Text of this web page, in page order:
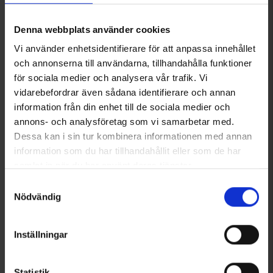
Denna webbplats använder cookies
Vi använder enhetsidentifierare för att anpassa innehållet
och annonserna till användarna, tillhandahålla funktioner
för sociala medier och analysera vår trafik. Vi
vidarebefordrar även sådana identifierare och annan
information från din enhet till de sociala medier och
annons- och analysföretag som vi samarbetar med.
Dessa kan i sin tur kombinera informationen med annan
information som du har tillhandahållit eller som de har
Nödvändig
Inställningar
14 kr 14 kr
Liknande produkter
Värmehandskar Klövsjö WP Värmevantar Björnriket WP